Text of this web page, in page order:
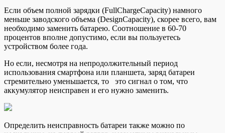
Если объем полной зарядки (FullChargeCapacity) намного
меньше заводского объема (DesignCapacity), скорее всего, вам
необходимо заменить батарею. Соотношение в 60-70
процентов вполне допустимо, если вы пользуетесь
устройством более года.
Но если, несмотря на непродолжительный период
использования смартфона или планшета, заряд батареи
стремительно уменьшается, то это сигнал о том, что
аккумулятор неисправен и его нужно заменить.
Определить неисправность батареи также можно по